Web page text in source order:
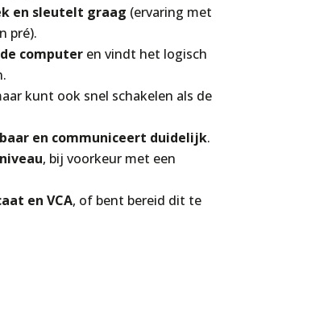
en sleutelt graag (ervaring met
pré).
computeren vindt het logisch
kunt ook snel schakelen als de
en communiceert duidelijk.
, bij voorkeur met een
en VCA, of bent bereid dit te